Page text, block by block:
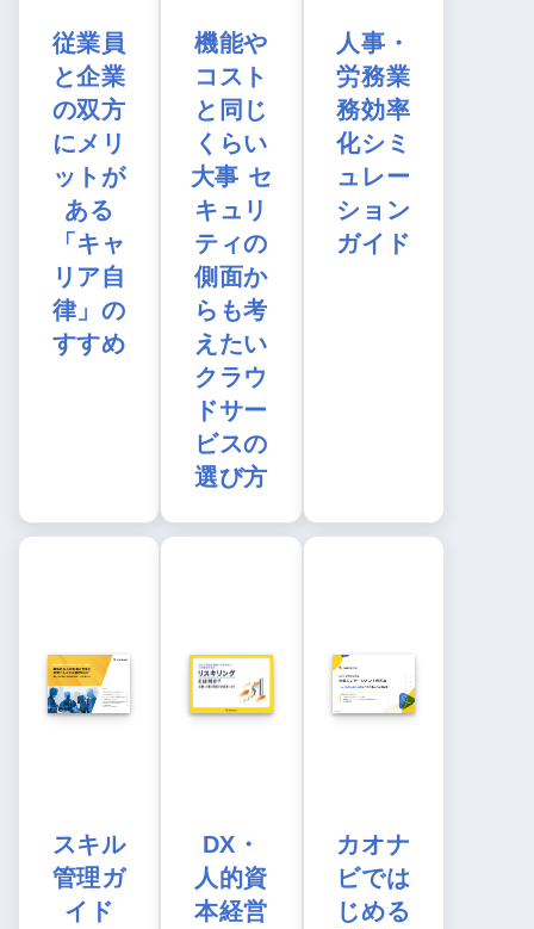
従業員
と企業
の双方
にメリ
ットが
ある
「キャ
リア自
律」の
すすめ
機能や
コスト
と同じ
くらい
大事 セ
キュリ
ティの
側面か
らも考
えたい
クラウ
ドサー
ビスの
選び方
人事・
労務業
務効率
化シミ
ュレー
ション
ガイド
スキル
管理ガ
イド
DX・
人的資
本経営
カオナ
ビでは
じめる